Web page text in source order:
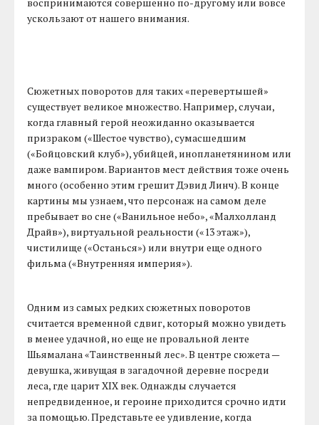
ускользают от нашего внимания.
Сюжетных поворотов для таких «перевертышей»
существует великое множество. Например, случаи,
когда главный герой неожиданно оказывается
призраком («Шестое чувство), сумасшедшим
(«Бойцовский клуб»), убийцей, инопланетянином или
даже вампиром. Вариантов мест действия тоже очень
много (особенно этим грешит Дэвид Линч). В конце
картины мы узнаем, что персонаж на самом деле
пребывает во сне («Ванильное небо», «Малхолланд
Драйв»), виртуальной реальности («13 этаж»),
чистилище («Останься») или внутри еще одного
фильма («Внутренняя империя»).
Одним из самых редких сюжетных поворотов
считается временной сдвиг, который можно увидеть
в менее удачной, но еще не провальной ленте
Шьямалана «Таинственный лес». В центре сюжета —
девушка, живущая в загадочной деревне посреди
леса, где царит XIX век. Однажды случается
непредвиденное, и героине приходится срочно идти
за помощью. Представьте ее удивление, когда